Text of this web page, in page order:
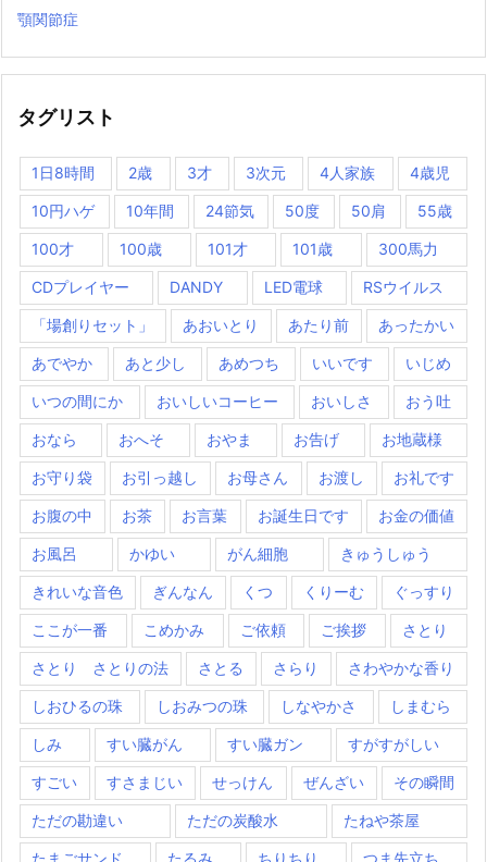
顎関節症
タグリスト
1日8時間 2歳 3才 3次元 4人家族 4歳児
10円ハゲ 10年間 24節気 50度 50肩 55歳
100才 100歳 101才 101歳 300馬力
CDプレイヤー DANDY LED電球 RSウイルス
「場創りセット」 あおいとり あたり前 あったかい
あでやか あと少し あめつち いいです いじめ
いつの間にか おいしいコーヒー おいしさ おう吐
おなら おへそ おやま お告げ お地蔵様
お守り袋 お引っ越し お母さん お渡し お礼です
お腹の中 お茶 お言葉 お誕生日です お金の価値
お風呂 かゆい がん細胞 きゅうしゅう
きれいな音色 ぎんなん くつ くりーむ ぐっすり
ここが一番 こめかみ ご依頼 ご挨拶 さとり
さとり さとりの法 さとる さらり さわやかな香り
しおひるの珠 しおみつの珠 しなやかさ しまむら
しみ すい臓がん すい臓ガン すがすがしい
すごい すさまじい せっけん ぜんざい その瞬間
ただの勘違い ただの炭酸水 たねや茶屋